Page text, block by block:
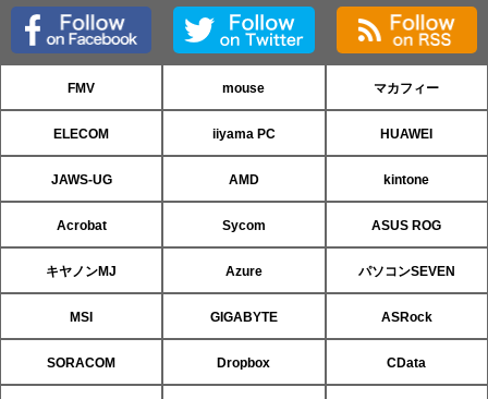
FMV mouse マカフィー
ELECOM iiyama PC HUAWEI
JAWS-UG AMD kintone
Acrobat Sycom ASUS ROG
キヤノンMJ Azure パソコンSEVEN
MSI GIGABYTE ASRock
SORACOM Dropbox CData